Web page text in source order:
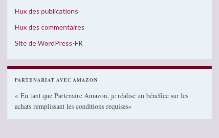
Flux des publications
Flux des commentaires
Site de WordPress-FR
PARTENARIAT AVEC AMAZON
« En tant que Partenaire Amazon, je réalise un bénéfice sur les
achats remplissant les conditions requises»